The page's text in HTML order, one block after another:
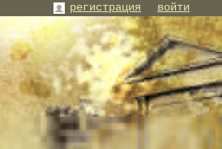
регистрация войти